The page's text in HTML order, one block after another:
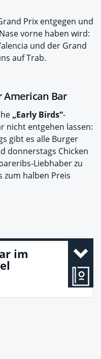
Prix entgegen und
vorne haben wird:
und der Grand
auf Trab.
American Bar
„Early Birds“-
nicht entgehen lassen:
gibt es alle Burger
donnerstags Chicken
Liebhaber zu
zum halben Preis
im